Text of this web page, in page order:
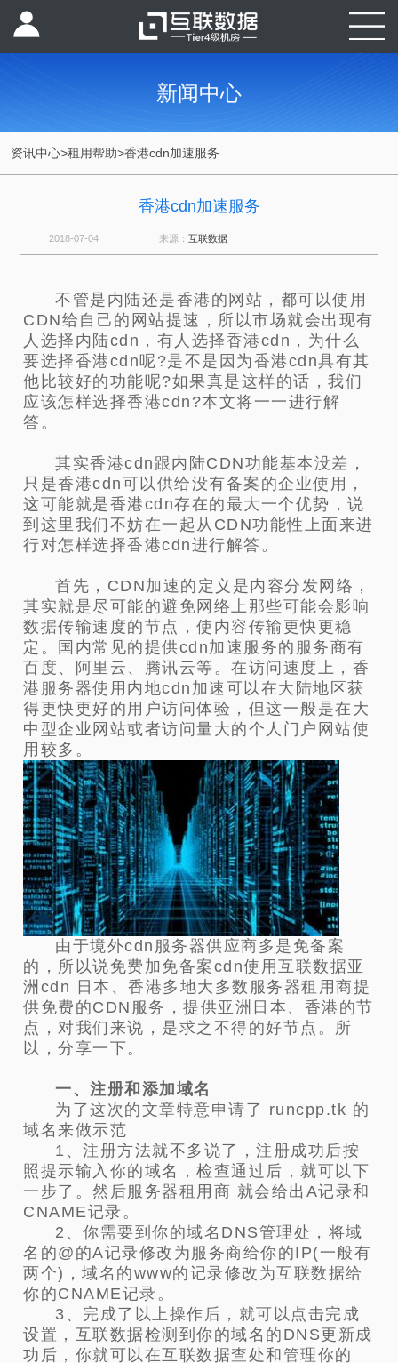
新闻中心
资讯中心>租用帮助>香港cdn加速服务
香港cdn加速服务
2018-07-04 来源： 互联数据
不管是内陆还是香港的网站，都可以使用
CDN给自己的网站提速，所以市场就会出现有
人选择内陆cdn，有人选择香港cdn，为什么
要选择香港cdn呢?是不是因为香港cdn具有其
他比较好的功能呢?如果真是这样的话，我们
应该怎样选择香港cdn?本文将一一进行解
答。
其实香港cdn跟内陆CDN功能基本没差，
只是香港cdn可以供给没有备案的企业使用，
这可能就是香港cdn存在的最大一个优势，说
到这里我们不妨在一起从CDN功能性上面来进
行对怎样选择香港cdn进行解答。
首先，CDN加速的定义是内容分发网络，
其实就是尽可能的避免网络上那些可能会影响
数据传输速度的节点，使内容传输更快更稳
定。国内常见的提供cdn加速服务的服务商有
百度、阿里云、腾讯云等。在访问速度上，香
港服务器使用内地cdn加速可以在大陆地区获
得更快更好的用户访问体验，但这一般是在大
中型企业网站或者访问量大的个人门户网站使
用较多。
由于境外cdn服务器供应商多是免备案
的，所以说免费加免备案cdn使用互联数据亚
洲cdn 日本、香港多地大多数服务器租用商提
供免费的CDN服务，提供亚洲日本、香港的节
点，对我们来说，是求之不得的好节点。所
以，分享一下。
一、注册和添加域名
为了这次的文章特意申请了 runcpp.tk 的
域名来做示范
1、注册方法就不多说了，注册成功后按
照提示输入你的域名，检查通过后，就可以下
一步了。然后服务器租用商 就会给出A记录和
CNAME记录。
2、你需要到你的域名DNS管理处，将域
名的@的A记录修改为服务商给你的IP(一般有
两个)，域名的www的记录修改为互联数据给
你的CNAME记录。
3、完成了以上操作后，就可以点击完成
设置，互联数据检测到你的域名的DNS更新成
功后，你就可以在互联数据查处和管理你的